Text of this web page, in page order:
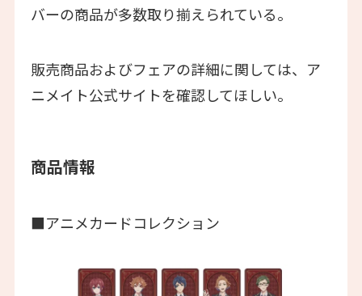
バーの商品が多数取り揃えられている。
販売商品およびフェアの詳細に関しては、ア
ニメイト公式サイトを確認してほしい。
商品情報
■アニメカードコレクション